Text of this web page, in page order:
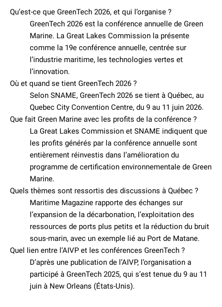
Qu’est-ce que GreenTech 2026, et qui l’organise ?
GreenTech 2026 est la conférence annuelle de Green
Marine. La Great Lakes Commission la présente
comme la 19e conférence annuelle, centrée sur
l’industrie maritime, les technologies vertes et
l’innovation.
Où et quand se tient GreenTech 2026 ?
Selon SNAME, GreenTech 2026 se tient à Québec, au
Quebec City Convention Centre, du 9 au 11 juin 2026.
Que fait Green Marine avec les profits de la conférence ?
La Great Lakes Commission et SNAME indiquent que
les profits générés par la conférence annuelle sont
entièrement réinvestis dans l’amélioration du
programme de certification environnementale de Green
Marine.
Quels thèmes sont ressortis des discussions à Québec ?
Maritime Magazine rapporte des échanges sur
l’expansion de la décarbonation, l’exploitation des
ressources de ports plus petits et la réduction du bruit
sous-marin, avec un exemple lié au Port de Matane.
Quel lien entre l’AIVP et les conférences GreenTech ?
D’après une publication de l’AIVP, l’organisation a
participé à GreenTech 2025, qui s’est tenue du 9 au 11
juin à New Orleans (États-Unis).